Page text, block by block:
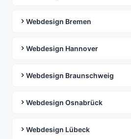
Webdesign Bremen
Webdesign Hannover
Webdesign Braunschweig
Webdesign Osnabrück
Webdesign Lübeck